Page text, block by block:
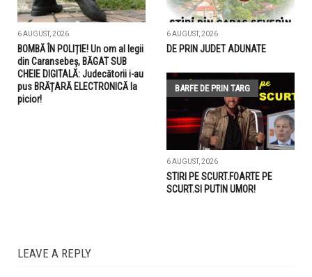
6 AUGUST, 2026
BOMBĂ ÎN POLIȚIE! Un om al legii
din Caransebeș, BĂGAT SUB
CHEIE DIGITALĂ: Judecătorii i-au
pus BRĂȚARĂ ELECTRONICĂ la
picior!
6 AUGUST, 2026
DE PRIN JUDET ADUNATE
BARFE DE PRIN TARG
6 AUGUST, 2026
STIRI PE SCURT.FOARTE PE
SCURT.SI PUTIN UMOR!
LEAVE A REPLY